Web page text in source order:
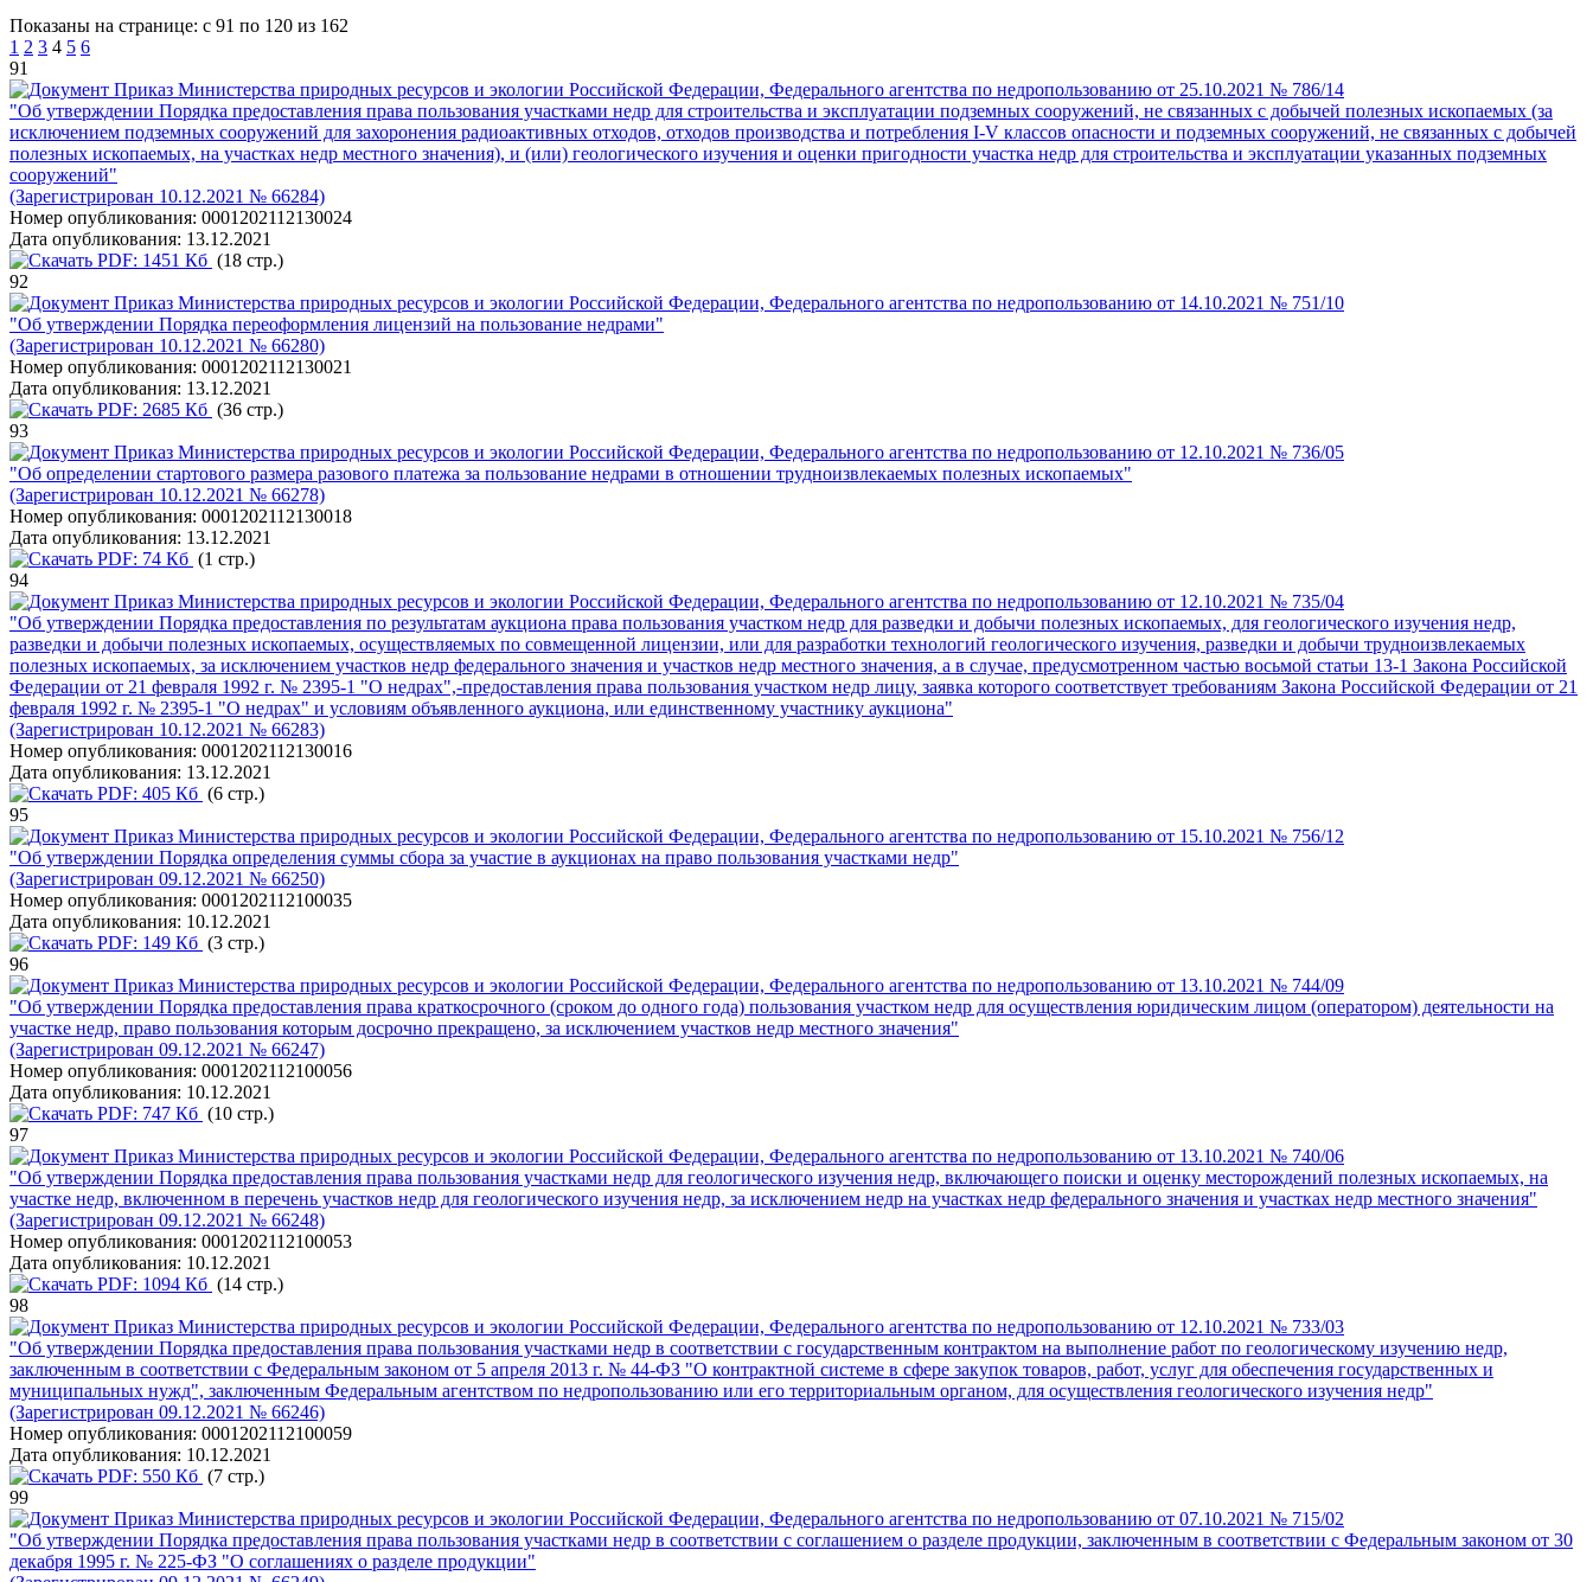
Показаны на странице: с 91 по 120 из 162
1 2 3 4 5 6
91
Приказ Министерства природных ресурсов и экологии Российской Федерации, Федерального агентства по недропользованию от 25.10.2021 № 786/14
"Об утверждении Порядка предоставления права пользования участками недр для строительства и эксплуатации подземных сооружений, не связанных с добычей полезных ископаемых (за
исключением подземных сооружений для захоронения радиоактивных отходов, отходов производства и потребления I-V классов опасности и подземных сооружений, не связанных с добычей
полезных ископаемых, на участках недр местного значения), и (или) геологического изучения и оценки пригодности участка недр для строительства и эксплуатации указанных подземных
сооружений"
(Зарегистрирован 10.12.2021 № 66284)
Номер опубликования: 0001202112130024
Дата опубликования: 13.12.2021
PDF: 1451 Кб (18 стр.)
92
Приказ Министерства природных ресурсов и экологии Российской Федерации, Федерального агентства по недропользованию от 14.10.2021 № 751/10
"Об утверждении Порядка переоформления лицензий на пользование недрами"
(Зарегистрирован 10.12.2021 № 66280)
Номер опубликования: 0001202112130021
Дата опубликования: 13.12.2021
PDF: 2685 Кб (36 стр.)
93
Приказ Министерства природных ресурсов и экологии Российской Федерации, Федерального агентства по недропользованию от 12.10.2021 № 736/05
"Об определении стартового размера разового платежа за пользование недрами в отношении трудноизвлекаемых полезных ископаемых"
(Зарегистрирован 10.12.2021 № 66278)
Номер опубликования: 0001202112130018
Дата опубликования: 13.12.2021
PDF: 74 Кб (1 стр.)
94
Приказ Министерства природных ресурсов и экологии Российской Федерации, Федерального агентства по недропользованию от 12.10.2021 № 735/04
"Об утверждении Порядка предоставления по результатам аукциона права пользования участком недр для разведки и добычи полезных ископаемых, для геологического изучения недр,
разведки и добычи полезных ископаемых, осуществляемых по совмещенной лицензии, или для разработки технологий геологического изучения, разведки и добычи трудноизвлекаемых
полезных ископаемых, за исключением участков недр федерального значения и участков недр местного значения, а в случае, предусмотренном частью восьмой статьи 13-1 Закона Российской
Федерации от 21 февраля 1992 г. № 2395-1 "О недрах",-предоставления права пользования участком недр лицу, заявка которого соответствует требованиям Закона Российской Федерации от 21
февраля 1992 г. № 2395-1 "О недрах" и условиям объявленного аукциона, или единственному участнику аукциона"
(Зарегистрирован 10.12.2021 № 66283)
Номер опубликования: 0001202112130016
Дата опубликования: 13.12.2021
PDF: 405 Кб (6 стр.)
95
Приказ Министерства природных ресурсов и экологии Российской Федерации, Федерального агентства по недропользованию от 15.10.2021 № 756/12
"Об утверждении Порядка определения суммы сбора за участие в аукционах на право пользования участками недр"
(Зарегистрирован 09.12.2021 № 66250)
Номер опубликования: 0001202112100035
Дата опубликования: 10.12.2021
PDF: 149 Кб (3 стр.)
96
Приказ Министерства природных ресурсов и экологии Российской Федерации, Федерального агентства по недропользованию от 13.10.2021 № 744/09
"Об утверждении Порядка предоставления права краткосрочного (сроком до одного года) пользования участком недр для осуществления юридическим лицом (оператором) деятельности на
участке недр, право пользования которым досрочно прекращено, за исключением участков недр местного значения"
(Зарегистрирован 09.12.2021 № 66247)
Номер опубликования: 0001202112100056
Дата опубликования: 10.12.2021
PDF: 747 Кб (10 стр.)
97
Приказ Министерства природных ресурсов и экологии Российской Федерации, Федерального агентства по недропользованию от 13.10.2021 № 740/06
"Об утверждении Порядка предоставления права пользования участками недр для геологического изучения недр, включающего поиски и оценку месторождений полезных ископаемых, на
участке недр, включенном в перечень участков недр для геологического изучения недр, за исключением недр на участках недр федерального значения и участках недр местного значения"
(Зарегистрирован 09.12.2021 № 66248)
Номер опубликования: 0001202112100053
Дата опубликования: 10.12.2021
PDF: 1094 Кб (14 стр.)
98
Приказ Министерства природных ресурсов и экологии Российской Федерации, Федерального агентства по недропользованию от 12.10.2021 № 733/03
"Об утверждении Порядка предоставления права пользования участками недр в соответствии с государственным контрактом на выполнение работ по геологическому изучению недр,
заключенным в соответствии с Федеральным законом от 5 апреля 2013 г. № 44-ФЗ "О контрактной системе в сфере закупок товаров, работ, услуг для обеспечения государственных и
муниципальных нужд", заключенным Федеральным агентством по недропользованию или его территориальным органом, для осуществления геологического изучения недр"
(Зарегистрирован 09.12.2021 № 66246)
Номер опубликования: 0001202112100059
Дата опубликования: 10.12.2021
PDF: 550 Кб (7 стр.)
99
Приказ Министерства природных ресурсов и экологии Российской Федерации, Федерального агентства по недропользованию от 07.10.2021 № 715/02
"Об утверждении Порядка предоставления права пользования участками недр в соответствии с соглашением о разделе продукции, заключенным в соответствии с Федеральным законом от 30
декабря 1995 г. № 225-ФЗ "О соглашениях о разделе продукции"